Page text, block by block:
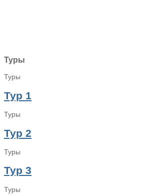
Туры
Туры
Тур 1
Туры
Тур 2
Туры
Тур 3
Туры